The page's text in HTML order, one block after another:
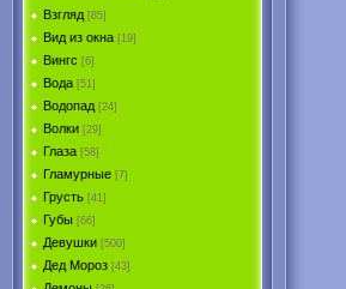
Взгляд [85]
Вид из окна [19]
Вингс [6]
Вода [51]
Водопад [24]
Волки [29]
Глаза [58]
Гламурные [7]
Грусть [41]
Губы [66]
Девушки [500]
Дед Мороз [43]